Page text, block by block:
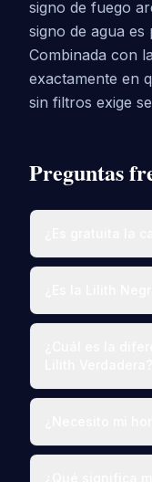
signo de fuego
signo de agua
Combinada con
exactamente en
sin filtros exige
Preguntas